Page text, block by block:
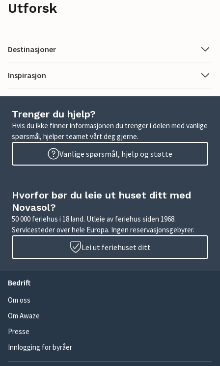
Utforsk
Destinasjoner
Inspirasjon
Trenger du hjelp?
Hvis du ikke finner informasjonen du trenger i delen med vanlige
spørsmål, hjelper teamet vårt deg gjerne.
Vanlige spørsmål, hjelp og støtte
Hvorfor bør du leie ut huset ditt med
Novasol?
50 000 feriehus i 18 land. Utleie av feriehus siden 1968.
Servicesteder over hele Europa. Ingen reservasjonsgebyrer.
Lei ut feriehuset ditt
Bedrift
Om oss
Om Awaze
Presse
Innlogging for byråer